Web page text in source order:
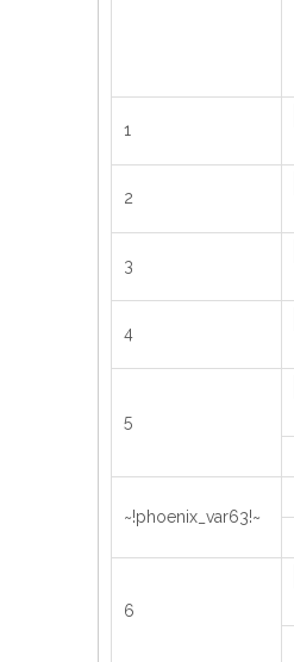
1
2
3
4
5
~!phoenix_var63!~
6